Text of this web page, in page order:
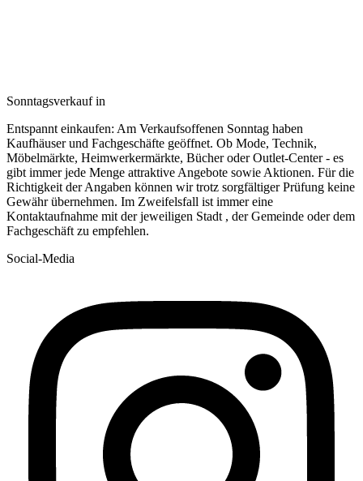
Sonntagsverkauf in
Entspannt einkaufen: Am Verkaufsoffenen Sonntag haben
Kaufhäuser und Fachgeschäfte geöffnet. Ob Mode, Technik,
Möbelmärkte, Heimwerkermärkte, Bücher oder Outlet-Center - es
gibt immer jede Menge attraktive Angebote sowie Aktionen. Für die
Richtigkeit der Angaben können wir trotz sorgfältiger Prüfung keine
Gewähr übernehmen. Im Zweifelsfall ist immer eine
Kontaktaufnahme mit der jeweiligen Stadt , der Gemeinde oder dem
Fachgeschäft zu empfehlen.
Social-Media